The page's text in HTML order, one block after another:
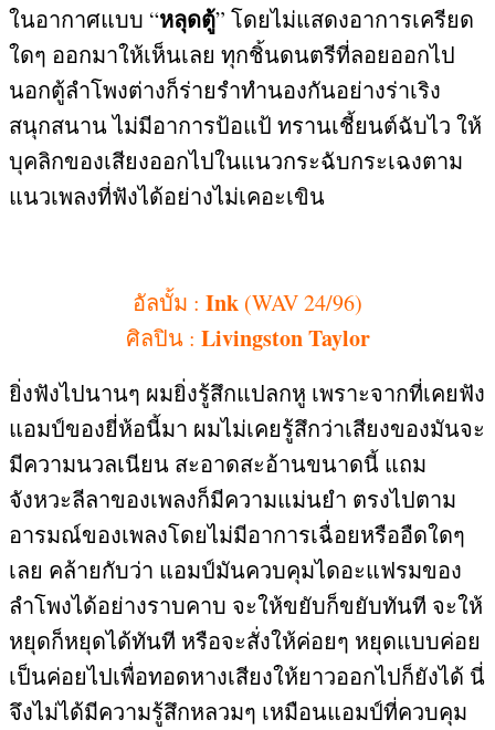
ในอากาศแบบ “หลุดตู้” โดยไม่แสดงอาการเครียด
ใดๆ ออกมาให้เห็นเลย ทุกชิ้นดนตรีที่ลอยออกไป
นอกตู้ลำโพงต่างก็ร่ายรำทำนองกันอย่างร่าเริง
สนุกสนาน ไม่มีอาการป้อแป้ ทรานเชี้ยนต์ฉับไว ให้
บุคลิกของเสียงออกไปในแนวกระฉับกระเฉงตาม
แนวเพลงที่ฟังได้อย่างไม่เคอะเขิน
อัลบั้ม : Ink (WAV 24/96)
ศิลปิน : Livingston Taylor
ยิ่งฟังไปนานๆ ผมยิ่งรู้สึกแปลกหู เพราะจากที่เคยฟัง
แอมป์ของยี่ห้อนี้มา ผมไม่เคยรู้สึกว่าเสียงของมันจะ
มีความนวลเนียน สะอาดสะอ้านขนาดนี้ แถม
จังหวะลีลาของเพลงก็มีความแม่นยำ ตรงไปตาม
อารมณ์ของเพลงโดยไม่มีอาการเฉื่อยหรืออืดใดๆ
เลย คล้ายกับว่า แอมป์มันควบคุมไดอะแฟรมของ
ลำโพงได้อย่างราบคาบ จะให้ขยับก็ขยับทันที จะให้
หยุดก็หยุดได้ทันที หรือจะสั่งให้ค่อยๆ หยุดแบบค่อย
เป็นค่อยไปเพื่อทอดหางเสียงให้ยาวออกไปก็ยังได้ นี่
จึงไม่ได้มีความรู้สึกหลวมๆ เหมือนแอมป์ที่ควบคุม